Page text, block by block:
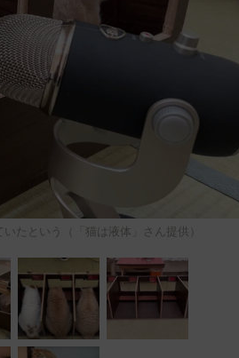
たという（「猫は液体」さん提供）